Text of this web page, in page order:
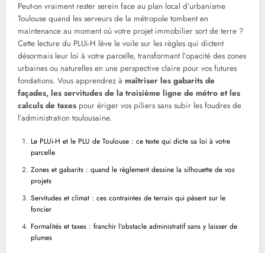
Peut-on vraiment rester serein face au plan local d’urbanisme
Toulouse quand les serveurs de la métropole tombent en
maintenance au moment où votre projet immobilier sort de terre ?
Cette lecture du PLUi-H lève le voile sur les règles qui dictent
désormais leur loi à votre parcelle, transformant l’opacité des zones
urbaines ou naturelles en une perspective claire pour vos futures
fondations. Vous apprendrez à maîtriser les gabarits de
façades, les servitudes de la troisième ligne de métro et les
calculs de taxes pour ériger vos piliers sans subir les foudres de
l’administration toulousaine.
Le PLUi-H et le PLU de Toulouse : ce texte qui dicte sa loi à votre
parcelle
Zones et gabarits : quand le règlement dessine la silhouette de vos
projets
Servitudes et climat : ces contraintes de terrain qui pèsent sur le
foncier
Formalités et taxes : franchir l’obstacle administratif sans y laisser de
plumes